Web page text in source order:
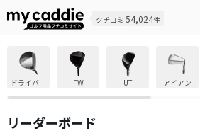
クチコミ 54,024件
ドライバー FW UT アイアン
リーダーボード